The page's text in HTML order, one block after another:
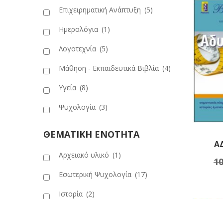
Επιχειρηματική Ανάπτυξη (5)
Ημερολόγια (1)
Λογοτεχνία (5)
Μάθηση - Εκπαιδευτικά Βιβλία (4)
Υγεία (8)
Ψυχολογία (3)
ΘΕΜΑΤΙΚΗ ΕΝΟΤΗΤΑ
Αρχειακό υλικό (1)
Εσωτερική Ψυχολογία (17)
Ιστορία (2)